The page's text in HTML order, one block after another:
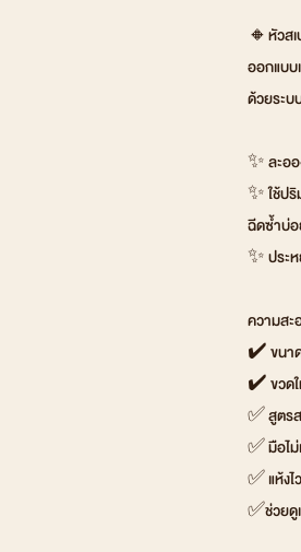
🔸หัวส
ออกแบบ
ด้วยระบ
✨ ละอ
✨ ใช้ป
ฉีดซ้ำบ่
✨ ประ
ความสะ
✔️ ขนาด
✔️ ขวดใ
✅ สูตร
✅ มือไ
✅ แห้งไ
✅ช่วยดู